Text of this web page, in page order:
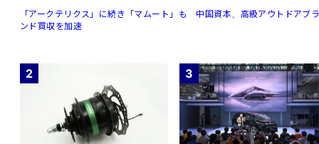
「アークテリクス」に続き「マムート」も 中国資本、高級アウトドアブ
ンド買収を加速
2 3